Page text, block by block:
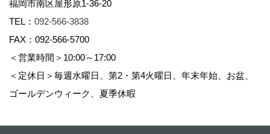
福岡市南区屋形原1-36-20
TEL： 092-566-3838
FAX：092-566-5700
＜営業時間＞10:00～17:00
＜定休日＞毎週水曜日、第2・第4火曜日、年末年始、お盆、
ゴールデンウィーク、夏季休暇